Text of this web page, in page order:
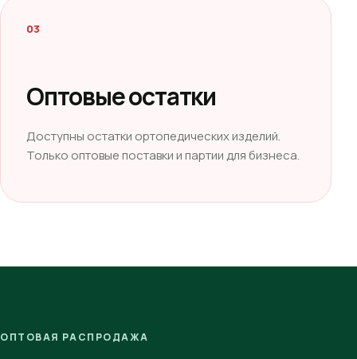
03
Оптовые остатки
Доступны остатки ортопедических изделий.
Только оптовые поставки и партии для бизнеса.
ОПТОВАЯ РАСПРОДАЖА